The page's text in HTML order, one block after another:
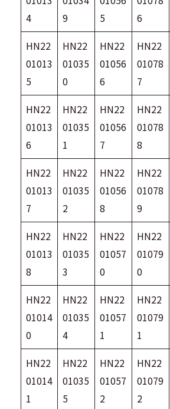
4
9
5
6
HN22
01013
5
HN22
01035
0
HN22
01056
6
HN22
01078
7
HN22
01013
6
HN22
01035
1
HN22
01056
7
HN22
01078
8
HN22
01013
7
HN22
01035
2
HN22
01056
8
HN22
01078
9
HN22
01013
8
HN22
01035
3
HN22
01057
0
HN22
01079
0
HN22
01014
0
HN22
01035
4
HN22
01057
1
HN22
01079
1
HN22
01014
1
HN22
01035
5
HN22
01057
2
HN22
01079
2